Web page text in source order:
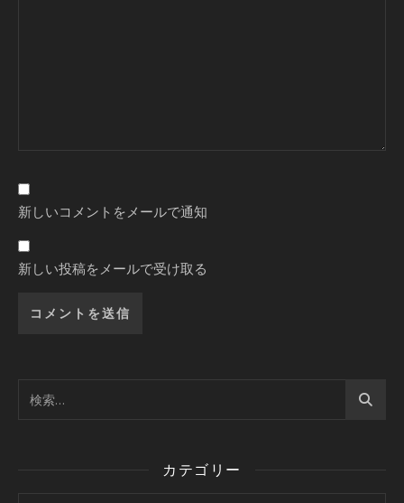
新しいコメントをメールで通知
新しい投稿をメールで受け取る
カテゴリー